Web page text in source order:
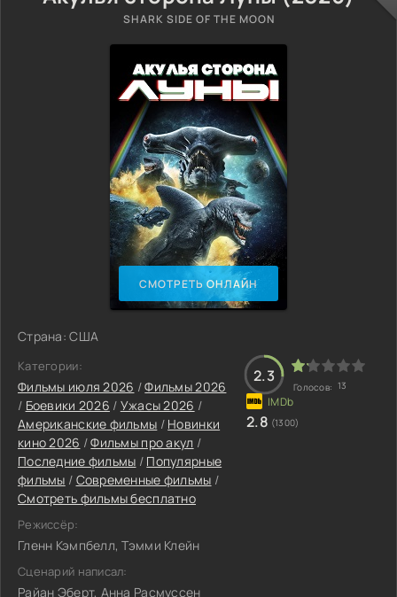
SHARK SIDE OF THE MOON
СМОТРЕТЬ ОНЛАЙН
Страна: США
Категории:
Фильмы июля 2026 /Фильмы 2026
/ Боевики 2026 / Ужасы 2026 /
Американские фильмы / Новинки
кино 2026 /Фильмы про акул /
Последние фильмы / Популярные
фильмы / Современные фильмы /
Смотреть фильмы бесплатно
Режиссёр:
Гленн Кэмпбелл, Тэмми Клейн
Сценарий написал:
Райан Эберт, Анна Расмуссен
2.3
Голосов: 13
2.8 (1300)